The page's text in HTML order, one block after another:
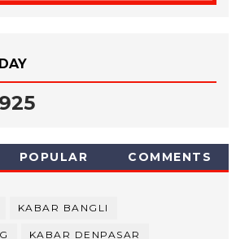
POPULAR COMMENTS
KABAR BANGLI
KABAR DENPASAR